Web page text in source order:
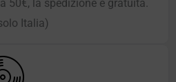
50€, la spedizione è gratuita.
Italia)